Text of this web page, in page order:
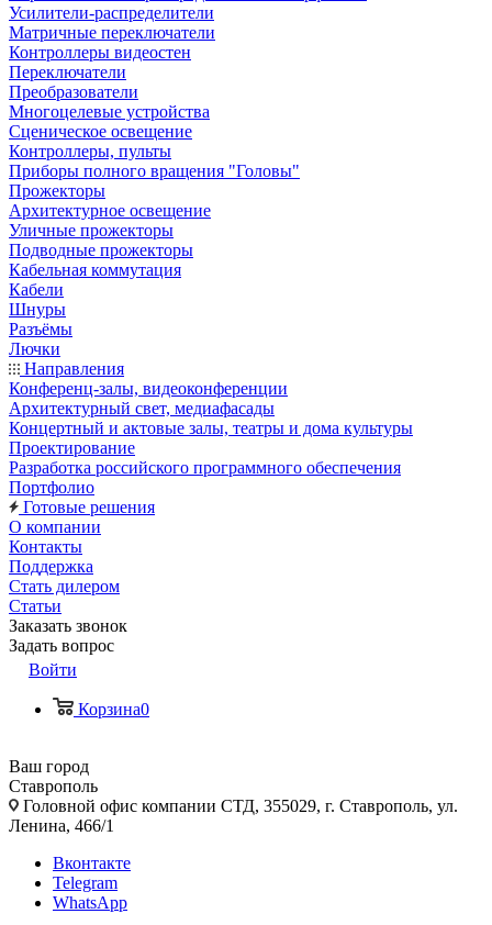
Усилители-распределители
Матричные переключатели
Контроллеры видеостен
Переключатели
Преобразователи
Многоцелевые устройства
Сценическое освещение
Контроллеры, пульты
Приборы полного вращения "Головы"
Прожекторы
Архитектурное освещение
Уличные прожекторы
Подводные прожекторы
Кабельная коммутация
Кабели
Шнуры
Разъёмы
Лючки
Направления
Конференц-залы, видеоконференции
Архитектурный свет, медиафасады
Концертный и актовые залы, театры и дома культуры
Проектирование
Разработка российского программного обеспечения
Портфолио
Готовые решения
О компании
Контакты
Поддержка
Стать дилером
Статьи
Заказать звонок
Задать вопрос
Войти
Корзина0
Ваш город
Ставрополь
Головной офис компании СТД, 355029, г. Ставрополь, ул.
Ленина, 466/1
Вконтакте
Telegram
WhatsApp